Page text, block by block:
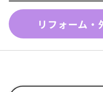
リフォーム